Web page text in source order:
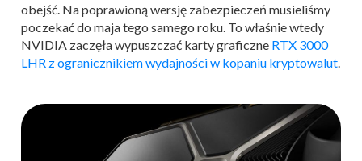
obejść. Na poprawioną wersję zabezpieczeń musieliśmy
poczekać do maja tego samego roku. To właśnie wtedy
NVIDIA zaczęła wypuszczać karty graficzne RTX 3000
LHR z ogranicznikiem wydajności w kopaniu kryptowalut.